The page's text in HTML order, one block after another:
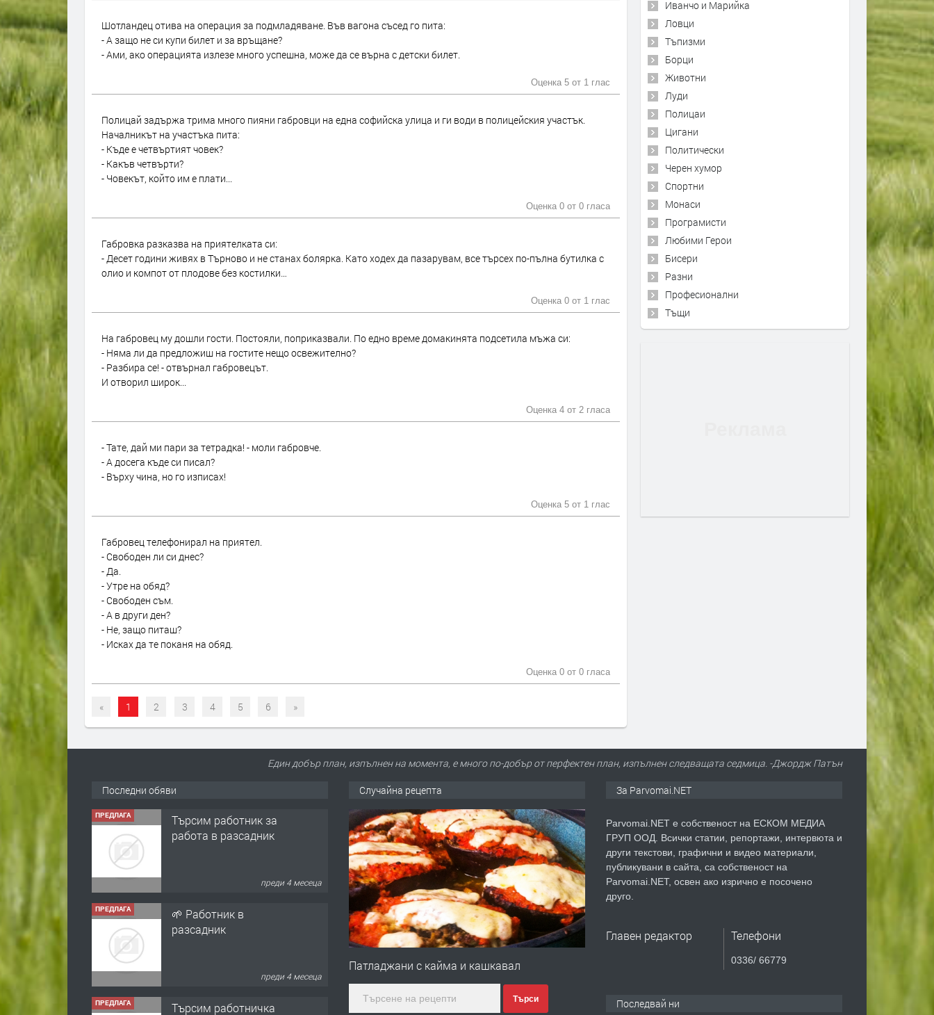
Шотландец отива на операция за подмладяване. Във вагона съсед го пита:
- А защо не си купи билет и за връщане?
- Ами, ако операцията излезе много успешна, може да се върна с детски билет.
Оценка 5 от 1 глас
Полицай задържа трима много пияни габровци на една софийска улица и ги води в полицейския участък.
Началникът на участъка пита:
- Къде е четвъртият човек?
- Какъв четвърти?
- Човекът, който им е плати...
Оценка 0 от 0 гласа
Габровка разказва на приятелката си:
- Десет години живях в Търново и не станах болярка. Като ходех да пазарувам, все търсех по-пълна бутилка с
олио и компот от плодове без костилки…
Оценка 0 от 1 глас
На габровец му дошли гости. Постояли, поприказвали. По едно време домакинята подсетила мъжа си:
- Няма ли да предложиш на гостите нещо освежително?
- Разбира се! - отвърнал габровецът.
И отворил широк...
Оценка 4 от 2 гласа
- Тате, дай ми пари за тетрадка! - моли габровче.
- А досега къде си писал?
- Върху чина, но го изписах!
Оценка 5 от 1 глас
Габровец телефонирал на приятел.
- Свободен ли си днес?
- Да.
- Утре на обяд?
- Свободен съм.
- А в други ден?
- Не, защо питаш?
- Исках да те поканя на обяд.
Оценка 0 от 0 гласа
« 1 2 3 4 5 6 »
Иванчо и Марийка
Ловци
Тъпизми
Борци
Животни
Луди
Полицаи
Цигани
Политически
Черен хумор
Спортни
Монаси
Програмисти
Любими Герои
Бисери
Разни
Професионални
Тъщи
Един добър план, изпълнен на момента, е много по-добър от перфектен план, изпълнен следващата седмица. -Джордж Патън
Последни обяви
ПРЕДЛАГА
Търсим работник за
работа в разсадник
преди 4 месеца
ПРЕДЛАГА
🌱 Работник в
разсадник
преди 4 месеца
ПРЕДЛАГА Търсим работничка
Случайна рецепта
Патладжани с кайма и кашкавал
Търси
За Parvomai.NET
Parvomai.NET е собственост на ЕСКОМ МЕДИА
ГРУП ООД. Всички статии, репортажи, интервюта и
други текстови, графични и видео материали,
публикувани в сайта, са собственост на
Parvomai.NET, освен ако изрично е посочено
друго.
Главен редактор Телефони
0336/ 66779
Последвай ни